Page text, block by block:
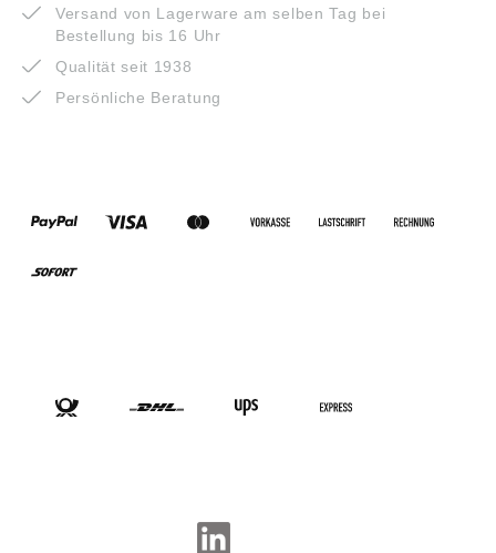
Versand von Lagerware am selben Tag bei
Bestellung bis 16 Uhr
Qualität seit 1938
Persönliche Beratung